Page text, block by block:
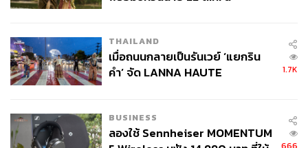
THAILAND
เมื่อถนนกลายเป็นรันเวย์ ‘แยกริน
คำ’ จัด LANNA HAUTE
1.7K
BUSINESS
ลองใช้ Sennheiser MOMENTUM